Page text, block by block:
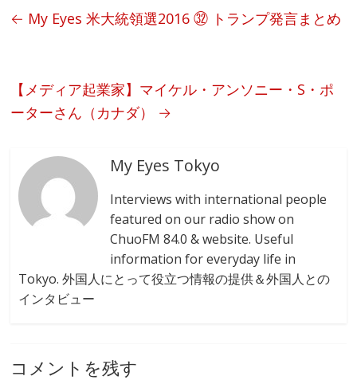
b
k
← My Eyes 米大統領選2016 ㉜ トランプ発言まとめ
【メディア起業家】マイケル・アンソニー・S・ポ
ーターさん（カナダ） →
My Eyes Tokyo
Interviews with international people
featured on our radio show on
ChuoFM 84.0 & website. Useful
information for everyday life in
Tokyo. 外国人にとって役立つ情報の提供＆外国人との
インタビュー
コメントを残す